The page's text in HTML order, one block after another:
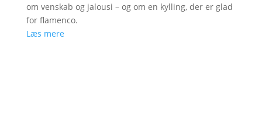
om venskab og jalousi – og om en kylling, der er glad
for flamenco.
Læs mere